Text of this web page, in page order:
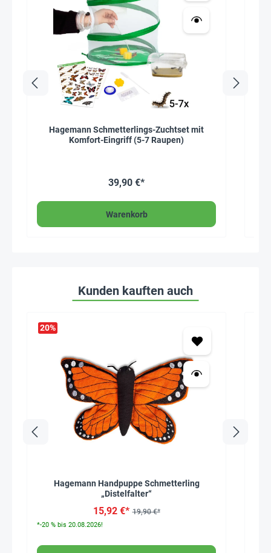
Hagemann Schmetterlings-Zuchtset mit
Komfort-Eingriff (5-7 Raupen)
39,90 €*
Warenkorb
Kunden kauften auch
20%
Hagemann Handpuppe Schmetterling
„Distelfalter“
15,92 €* 19,90 €*
*-20 % bis 20.08.2026!